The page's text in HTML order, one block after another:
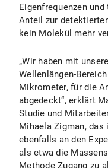
Eigenfrequenzen
Anteil zur
kein Molekül mehr
„Wir haben mit
Wellenlängen-
Mikrometer, für die
abgedeckt“, erklärt
Studie und
Mihaela Zigman,
ebenfalls an den
als etwa die
Methode Zugang zu